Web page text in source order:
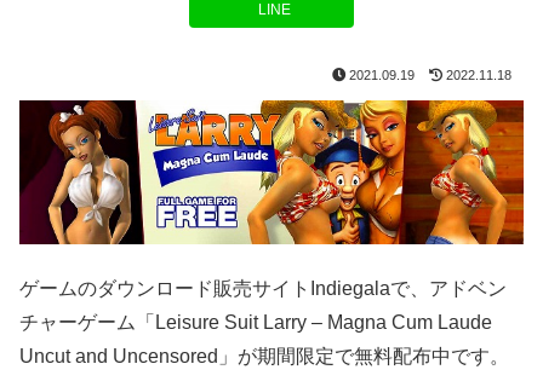
LINE
2021.09.19 2022.11.18
ゲームのダウンロード販売サイトIndiegalaで、アドベン
チャーゲーム「Leisure Suit Larry – Magna Cum Laude
Uncut and Uncensored」が期間限定で無料配布中です。